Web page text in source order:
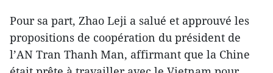
Pour sa part, Zhao Leji a salué et approuvé les
propositions de coopération du président de
l’AN Tran Thanh Man, affirmant que la Chine